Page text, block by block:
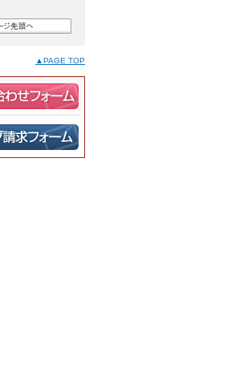
▲PAGE TOP